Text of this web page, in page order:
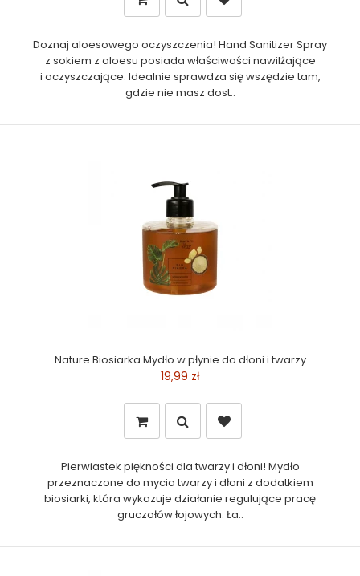
Doznaj aloesowego oczyszczenia! Hand Sanitizer Spray
z sokiem z aloesu posiada właściwości nawilżające
i oczyszczające. Idealnie sprawdza się wszędzie tam,
gdzie nie masz dost..
Nature Biosiarka Mydło w płynie do dłoni i twarzy
19,99 zł
Pierwiastek piękności dla twarzy i dłoni! Mydło
przeznaczone do mycia twarzy i dłoni z dodatkiem
biosiarki, która wykazuje działanie regulujące pracę
gruczołów łojowych. Ła..